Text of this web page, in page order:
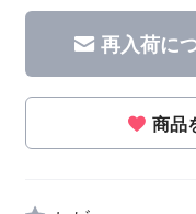
再入荷に
商品